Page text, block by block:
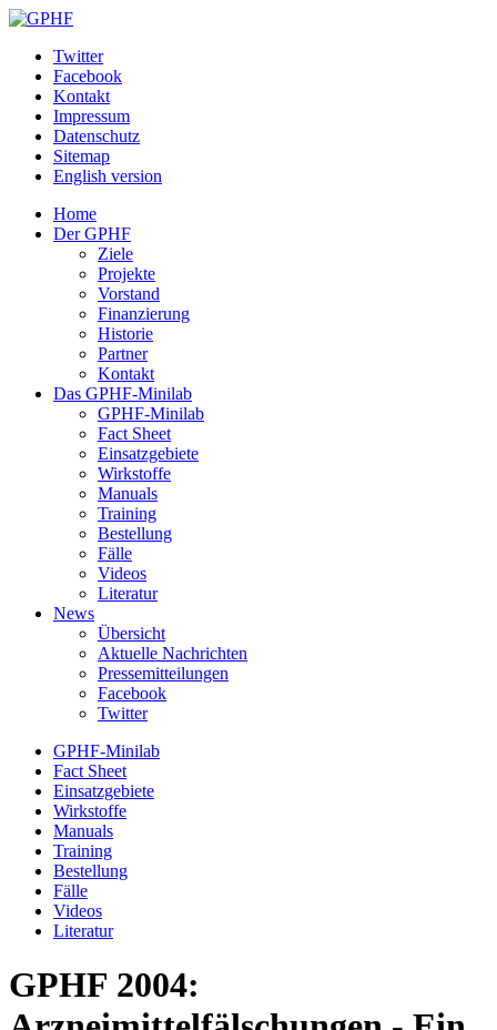
Twitter
Facebook
Kontakt
Impressum
Datenschutz
Sitemap
English version
Home
Der GPHF
Ziele
Projekte
Vorstand
Finanzierung
Historie
Partner
Kontakt
Das GPHF-Minilab
GPHF-Minilab
Fact Sheet
Einsatzgebiete
Wirkstoffe
Manuals
Training
Bestellung
Fälle
Videos
Literatur
News
Übersicht
Aktuelle Nachrichten
Pressemitteilungen
Facebook
Twitter
GPHF-Minilab
Fact Sheet
Einsatzgebiete
Wirkstoffe
Manuals
Training
Bestellung
Fälle
Videos
Literatur
GPHF 2004: